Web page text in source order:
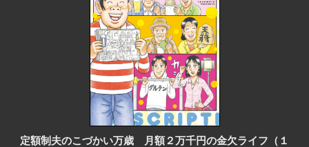
定額制夫のこづかい万歳 月額２万千円の金欠ライフ（１